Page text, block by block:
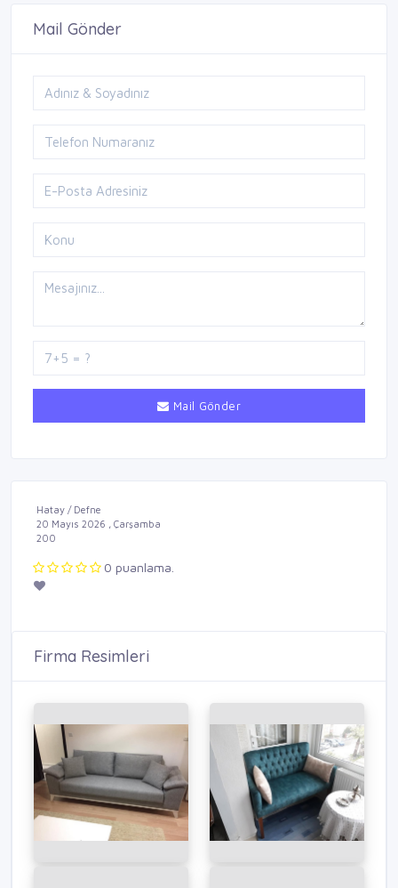
Mail Gönder
Mail Gönder
Hatay / Defne
20 Mayıs 2026 , Çarşamba
200
0 puanlama.
Firma Resimleri